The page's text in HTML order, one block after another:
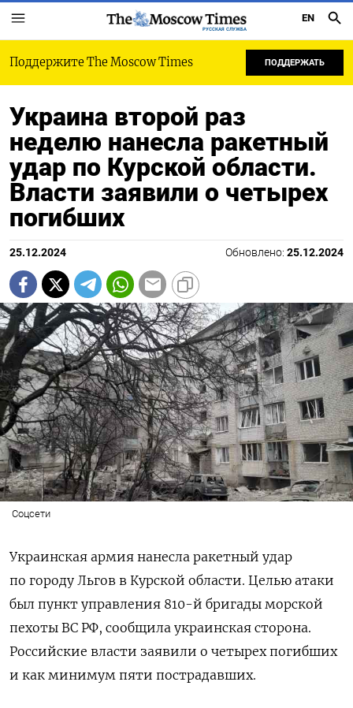
РУССКАЯ СЛУЖБА
EN
Поддержите The Moscow Times ПОДДЕРЖАТЬ
Украина второй раз
неделю нанесла ракетный
удар по Курской области.
Власти заявили о четырех
погибших
25.12.2024 Обновлено: 25.12.2024
Соцсети
Украинская армия нанесла ракетный удар
по городу Льгов в Курской области. Целью атаки
был пункт управления 810-й бригады морской
пехоты ВС РФ, сообщила украинская сторона.
Российские власти заявили о четырех погибших
и как минимум пяти пострадавших.